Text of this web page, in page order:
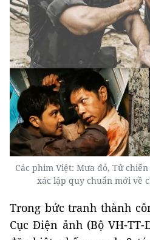
Các phim Việt: Mưa đỏ, Tử
xác lập quy chuẩn mới về
Trong bức tranh thành
Cục Điện ảnh (Bộ VH-